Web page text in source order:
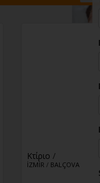
Κτίριο /
İZMİR / BALÇOVA